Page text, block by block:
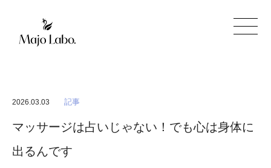
2026.03.03 記事
マッサージは占いじゃない！でも心は身体に
出るんです